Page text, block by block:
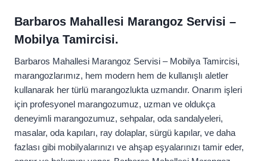
Barbaros Mahallesi Marangoz Servisi –
Mobilya Tamircisi.
Barbaros Mahallesi Marangoz Servisi – Mobilya Tamircisi,
marangozlarımız, hem modern hem de kullanışlı aletler
kullanarak her türlü marangozlukta uzmandır. Onarım işleri
için profesyonel marangozumuz, uzman ve oldukça
deneyimli marangozumuz, sehpalar, oda sandalyeleri,
masalar, oda kapıları, ray dolaplar, sürgü kapılar, ve daha
fazlası gibi mobilyalarınızı ve ahşap eşyalarınızı tamir eder,